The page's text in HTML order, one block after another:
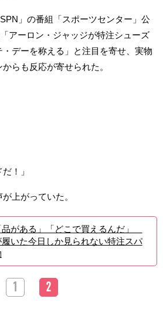
」の番組「スポーツセンター」公
アーロン・ジャッジが特注シューズ
デーを称える」と注目を寄せ、実物
らも反応が寄せられた。
！」
上がっていた。
品がある」「どこで買えるんだ」
いた今日しか見られない特注スパ
1 2